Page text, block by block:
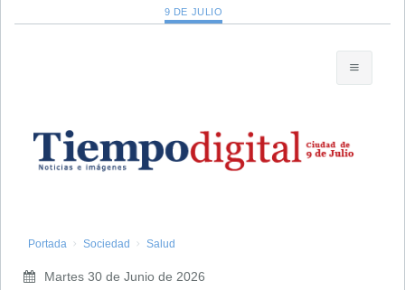
9 DE JULIO
Portada Sociedad Salud
Martes 30 de Junio de 2026